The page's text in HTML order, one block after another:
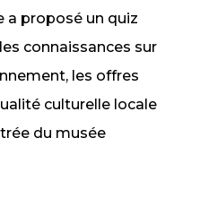
a proposé un quiz
connaissances sur
les offres
culturelle locale
du musée